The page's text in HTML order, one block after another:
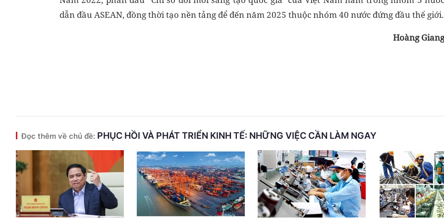
dẫn đầu ASEAN, đồng thời tạo nền tảng để đến năm 2025 thuộc nhóm 40 nước đứng đầu thế giới.
Hoàng Giang
Đọc thêm về chủ đề: PHỤC HỒI VÀ PHÁT TRIỂN KINH TẾ: NHỮNG VIỆC CẦN LÀM NGAY